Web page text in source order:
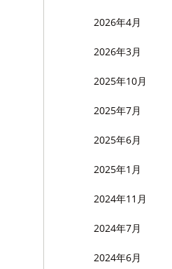
2026年4月
2026年3月
2025年10月
2025年7月
2025年6月
2025年1月
2024年11月
2024年7月
2024年6月